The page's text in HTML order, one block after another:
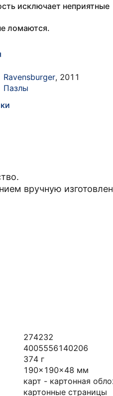
исключает неприятные
ломаются.
Ravensburger, 2011
Пазлы
вручную
274232
4005556140206
374 г
190x190x48 мм
карт - картонная
картонные страницы